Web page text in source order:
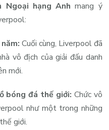
Ngoại hạng Anh mang ý
Cuối cùng, Liverpool đã
vô địch của giải đấu danh
mới.
bóng đá thế giới: Chức vô
như một trong những
giới.